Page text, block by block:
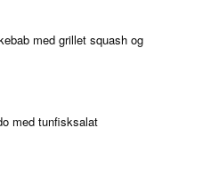
med grillet squash og
med tunfisksalat